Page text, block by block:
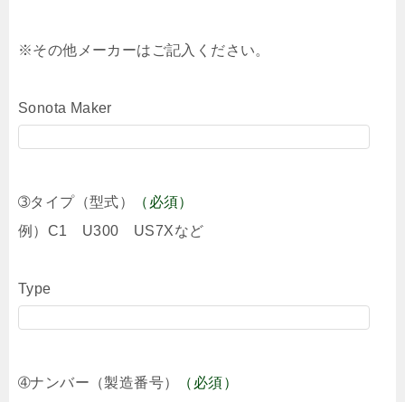
※その他メーカーはご記入ください。
Sonota Maker
➂タイプ（型式）
（必須）
例）C1 U300 US7Xなど
Type
➃ナンバー（製造番号）
（必須）